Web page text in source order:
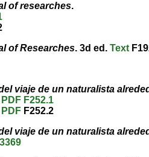
of researches.
of Researches. 3d ed.Text
viaje de un naturalista
PDF F252.1
PDF F252.2
viaje de un naturalista